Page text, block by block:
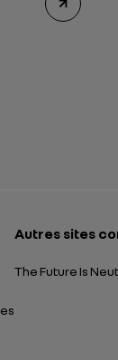
Autres sites
The Future Is